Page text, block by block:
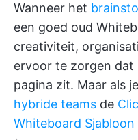
Wanneer het
een goed oud
creativiteit,
ervoor te zorgen dat
pagina zit. Maar als
hybride teams de
Whiteboard Sjabloon